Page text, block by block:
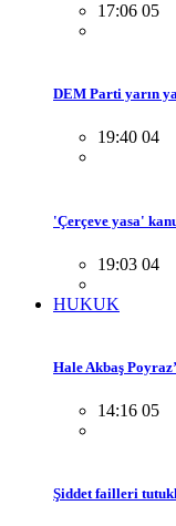
17:06 05
DEM Parti yarın
19:40 04
'Çerçeve yasa'
19:03 04
HUKUK
Hale Akbaş
14:16 05
Şiddet failleri